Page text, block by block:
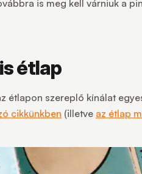
is meg kell várniuk a
étlap
szereplő kínálat
cikkünkben (illetve az étlap